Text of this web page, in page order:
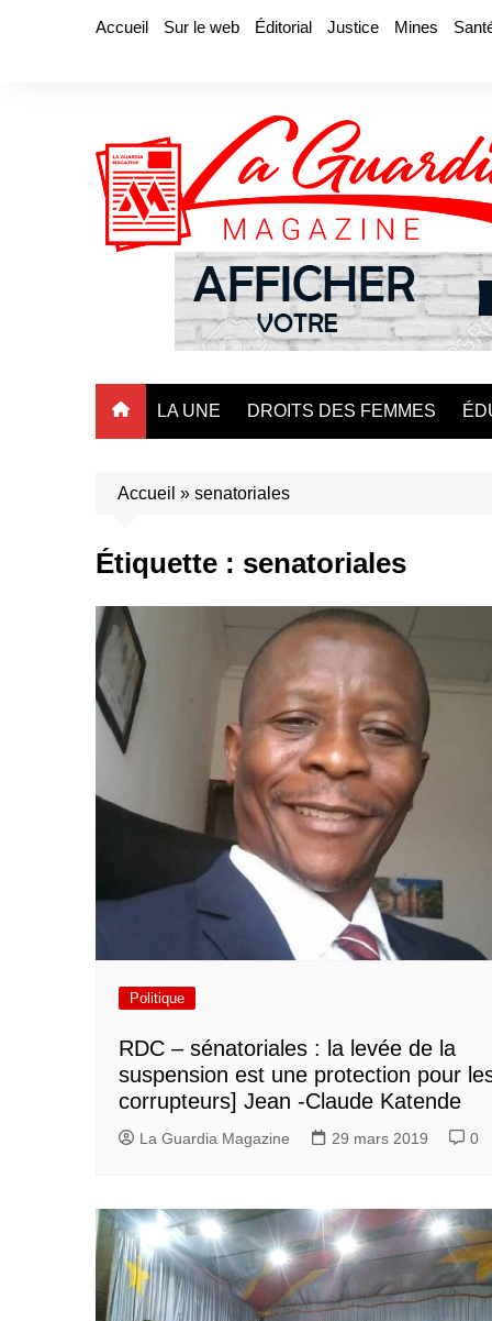
Accueil Sur le web Éditorial Justice Mines
LA UNE DROITS DES FEMMES
Accueil » senatoriales
Étiquette : senatoriales
Politique
RDC – sénatoriales : la levée de la
suspension est une protection pour
corrupteurs] Jean -Claude Katende
La Guardia Magazine 29 mars 2019 0